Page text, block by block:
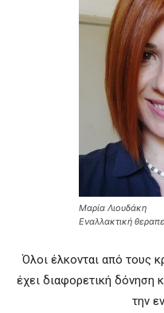
Μαρία Λιουδάκη
Εναλλακτική
Όλοι έλκονται από τους
έχει διαφορετική δόνηση
την